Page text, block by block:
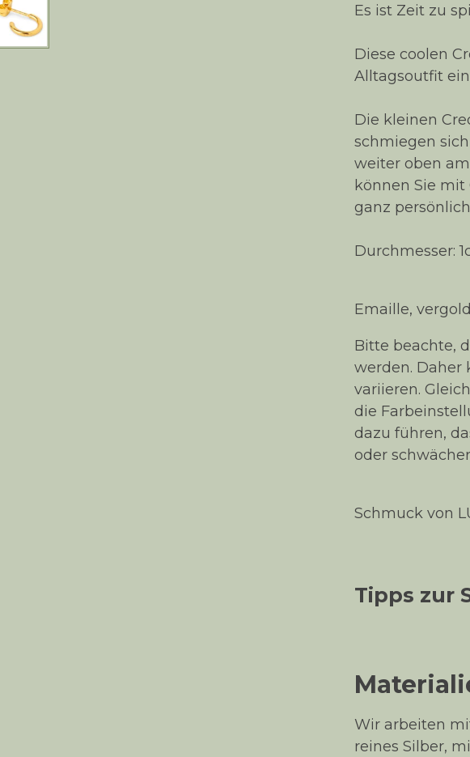
Es ist Zeit zu
Diese coolen
Alltagsoutfit
Die kleinen
schmiegen
weiter oben
können Sie mit
ganz
Durchmesser:
Emaille,
Bitte beachte,
werden. Daher
variieren.
die
dazu führen,
oder
Schmuck von
Tipps zur
Wir arbeiten
reines Silber,